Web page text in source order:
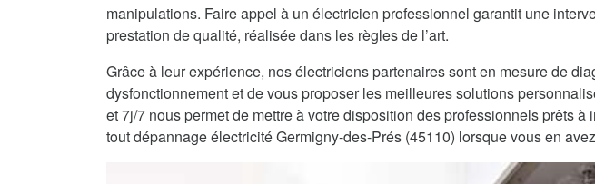
manipulations. Faire appel à un électricien professionnel garantit une
prestation de qualité, réalisée dans les règles de l’art.
Grâce à leur expérience, nos électriciens partenaires sont en mesure de
dysfonctionnement et de vous proposer les meilleures solutions
et 7j/7 nous permet de mettre à votre disposition des professionnels prêts à
tout dépannage électricité Germigny-des-Prés (45110) lorsque vous en